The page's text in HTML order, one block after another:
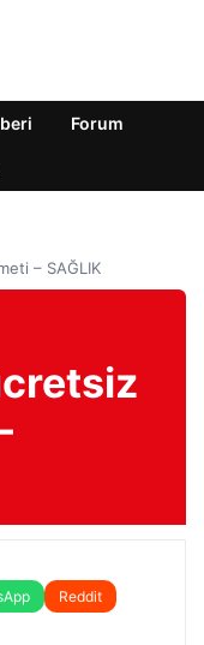
Forum
– SAĞLIK
Reddit